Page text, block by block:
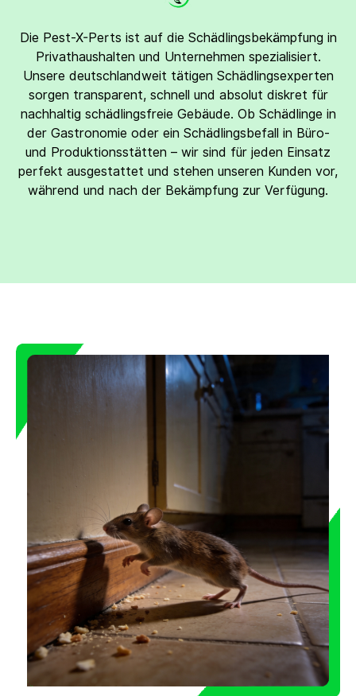
Die Pest-X-Perts ist auf die Schädlingsbekämpfung in
Privathaushalten und Unternehmen spezialisiert.
Unsere deutschlandweit tätigen Schädlingsexperten
sorgen transparent, schnell und absolut diskret für
nachhaltig schädlingsfreie Gebäude. Ob Schädlinge in
der Gastronomie oder ein Schädlingsbefall in Büro-
und Produktionsstätten – wir sind für jeden Einsatz
perfekt ausgestattet und stehen unseren Kunden vor,
während und nach der Bekämpfung zur Verfügung.